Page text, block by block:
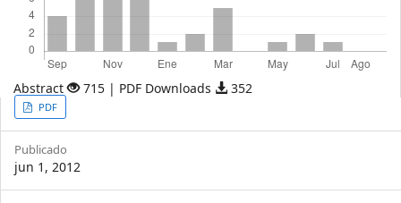
Abstract 715 | PDF Downloads 352
Article
Sidebar
PDF
Publicado
jun 1, 2012